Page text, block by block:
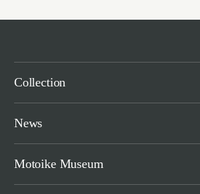
Collection
News
Motoike Museum